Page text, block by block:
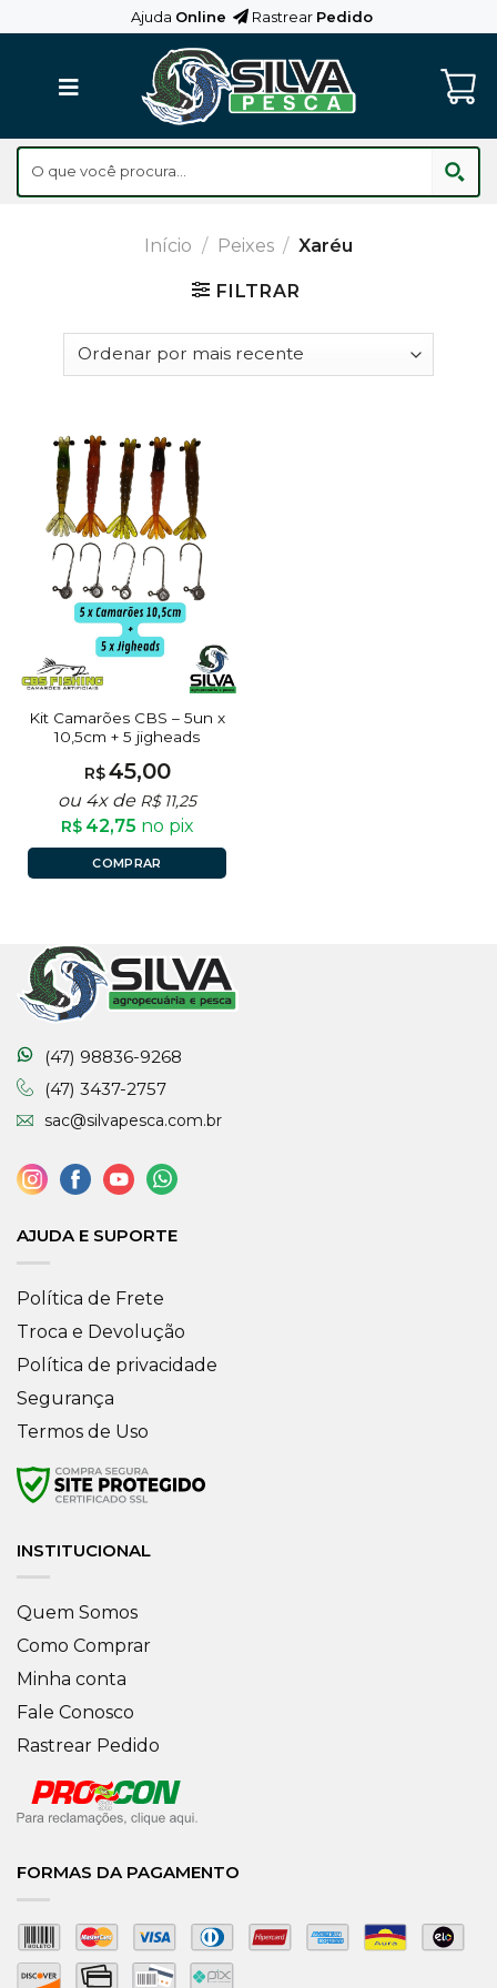
Ajuda Online Rastrear Pedido
Início / Peixes / Xaréu
FILTRAR
Kit Camarões CBS – 5un x
10,5cm + 5 jigheads
R$45,00
ou 4x de R$ 11,25
R$ 42,75 no pix
COMPRAR
(47) 98836-9268
(47) 3437-2757
sac@silvapesca.com.br
AJUDA E SUPORTE
Política de Frete
Troca e Devolução
Política de privacidade
Segurança
Termos de Uso
INSTITUCIONAL
Quem Somos
Como Comprar
Minha conta
Fale Conosco
Rastrear Pedido
FORMAS DA PAGAMENTO